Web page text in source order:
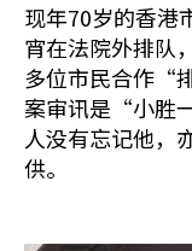
现年70岁的香港
宵在法院外排队
多位市民合作“
案审讯是“小胜
人没有忘记他，
供。